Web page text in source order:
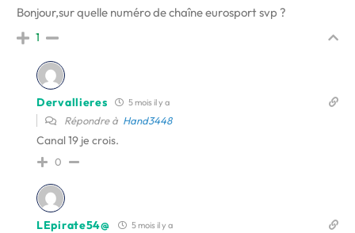
Bonjour,sur quelle numéro de chaîne eurosport svp ?
1
Dervallieres 5 mois il y a
Répondre à Hand3448
Canal 19 je crois.
0
LEpirate54@ 5 mois il y a